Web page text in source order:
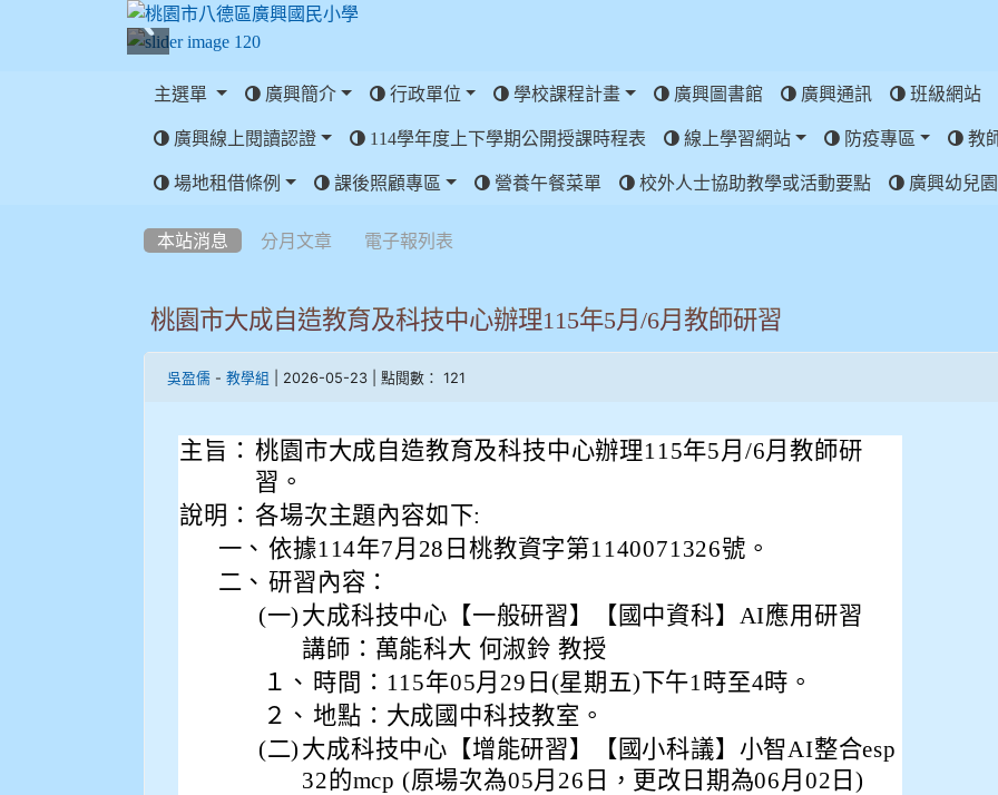
:::
主選單 廣興簡介 行政單位 學校課程計畫 廣興圖書館 廣興通訊 班級網站
廣興線上閱讀認證 114學年度上下學期公開授課時程表 線上學習網站 防疫專區 教
場地租借條例 課後照顧專區 營養午餐菜單 校外人士協助教學或活動要點 廣興幼兒
本站消息 分月文章 電子報列表
桃園市大成自造教育及科技中心辦理115年5月/6月教師研習
吳盈儒 -教學組 | 2026-05-23 | 點閱數： 121
主旨： 桃園市大成自造教育及科技中心辦理115年5月/6月教師研
習。
說明： 各場次主題內容如下:
一、 依據114年7月28日桃教資字第1140071326號。
二、 研習內容：
(一) 大成科技中心【一般研習】【國中資科】AI應用研習
講師：萬能科大 何淑鈴 教授
１、 時間：115年05月29日(星期五)下午1時至4時。
２、 地點：大成國中科技教室。
(二) 大成科技中心【增能研習】【國小科議】小智AI整合esp
32的mcp (原場次為05月26日，更改日期為06月02日)